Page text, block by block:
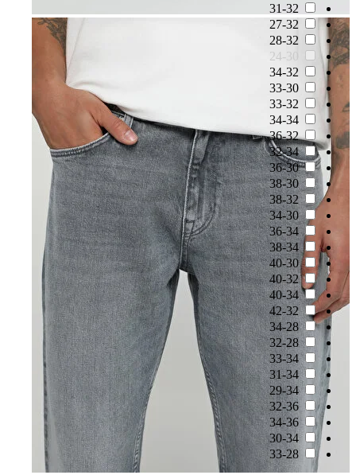
31-32
27-32
28-32
24-30
34-32
33-30
33-32
34-34
36-32
32-34
36-30
38-30
38-32
34-30
36-34
38-34
40-30
40-32
40-34
42-32
34-28
32-28
33-34
31-34
29-34
32-36
34-36
30-34
33-28